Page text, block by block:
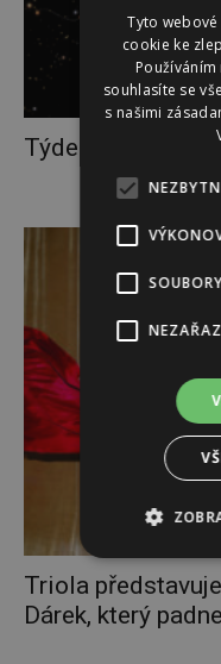
Týdenní horoskop
Triola
Dárek, který padne
Tyto
cookie ke
souhlasíte se
s našimi